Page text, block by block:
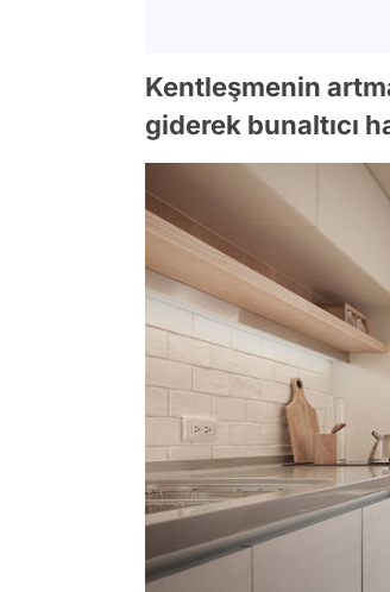
Kentleşmenin
giderek bunaltıcı